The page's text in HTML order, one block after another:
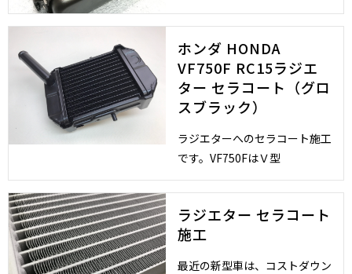
ホンダ HONDA
VF750F RC15ラジエ
ター セラコート（グロ
スブラック）
ラジエターへのセラコート施工
です。VF750FはＶ型
ラジエター セラコート
施工
最近の新型車は、コストダウン